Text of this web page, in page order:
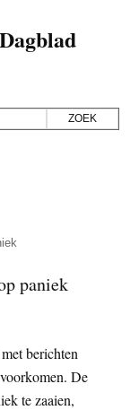
paniek
berichten
De
te zaaien,